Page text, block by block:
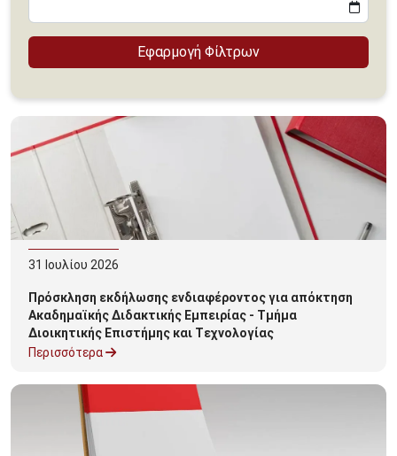
31 Ιουλίου 2026
Πρόσκληση εκδήλωσης ενδιαφέροντος για απόκτηση
Ακαδημαϊκής Διδακτικής Εμπειρίας - Τμήμα
Διοικητικής Επιστήμης και Tεχνολογίας
Περισσότερα